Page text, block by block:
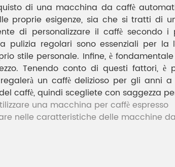
di una macchina da caffè
proprie esigenze, sia che si tratti di
di personalizzare il caffè secondo
pulizia regolari sono essenziali per
stile personale. Infine, è
Tenendo conto di questi fattori,
un caffè delizioso per gli anni
caffè, quindi scegliete con saggezza
una macchina per caffè espresso
nelle caratteristiche delle macchine